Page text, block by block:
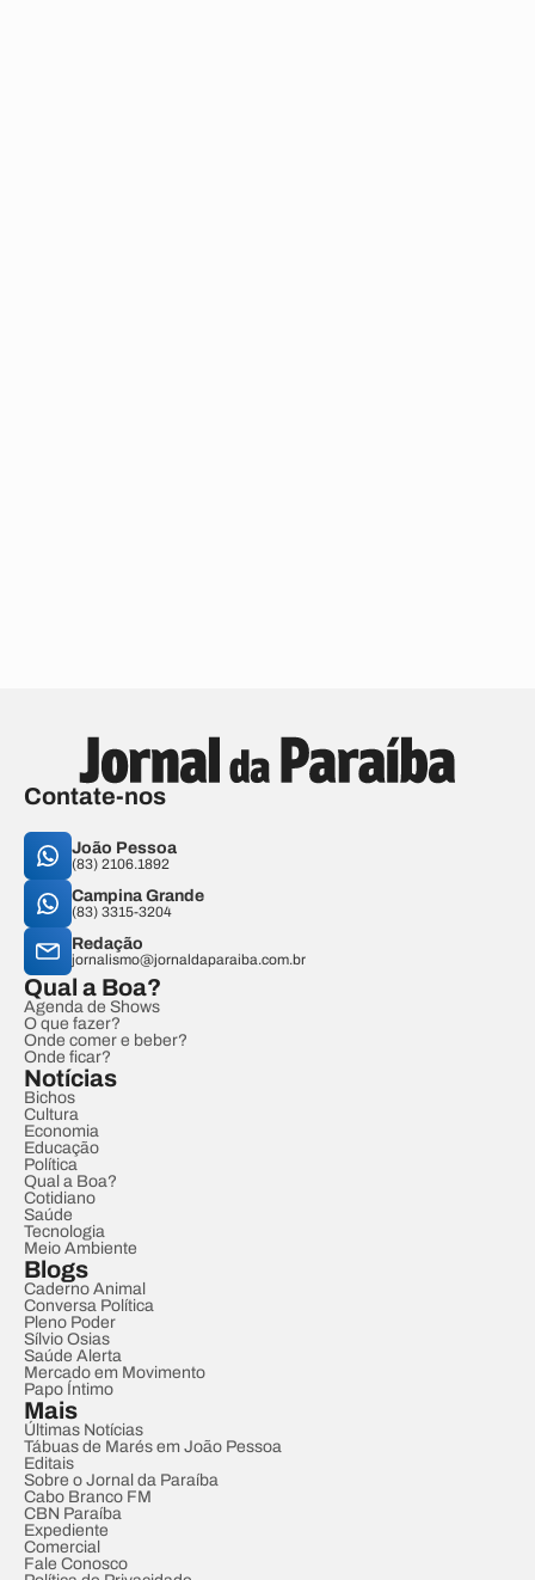
Contate-nos
João Pessoa
(83) 2106.1892
Campina Grande
(83) 3315-3204
Redação
jornalismo@jornaldaparaiba.com.br
Qual a Boa?
Agenda de Shows
O que fazer?
Onde comer e beber?
Onde ficar?
Notícias
Bichos
Cultura
Economia
Educação
Política
Qual a Boa?
Cotidiano
Saúde
Tecnologia
Meio Ambiente
Blogs
Caderno Animal
Conversa Política
Pleno Poder
Sílvio Osias
Saúde Alerta
Mercado em Movimento
Papo Íntimo
Mais
Últimas Notícias
Tábuas de Marés em João Pessoa
Editais
Sobre o Jornal da Paraíba
Cabo Branco FM
CBN Paraíba
Expediente
Comercial
Fale Conosco